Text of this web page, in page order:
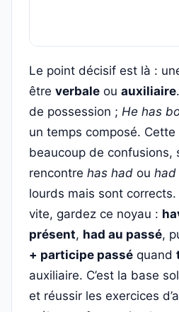
Le point décisif est là :
être verbale ou auxiliaire.
de possession ; He has
un temps composé.
beaucoup de confusions,
rencontre has had ou had
lourds mais sont
vite, gardez ce noyau :
présent, had au passé,
+ participe passé quand
auxiliaire. C’est la base
et réussir les exercices